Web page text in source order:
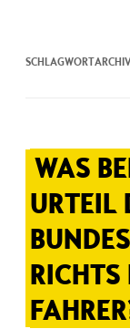
WAS
URTEIL
RICHTS